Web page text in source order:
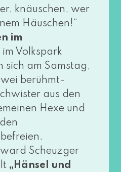
knäu­schen, wer
Häuschen!“
im
im Volkspark
sich am Samstag,
berühmt-
aus den
Hexe und
Scheuzger
„Hänsel und